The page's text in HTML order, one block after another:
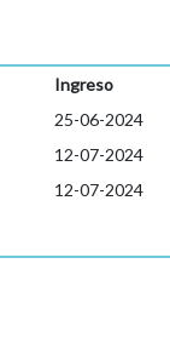
Ingreso
25-06-2024
12-07-2024
12-07-2024